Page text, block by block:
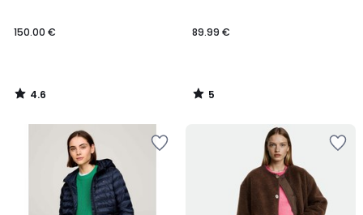
150.00 €
4.6
/
89.99 €
5
/